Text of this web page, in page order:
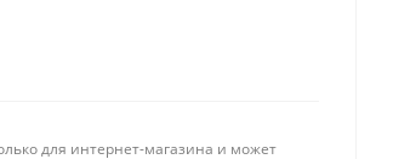
для интернет-магазина и может